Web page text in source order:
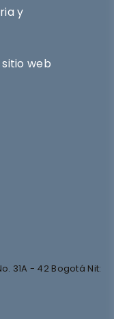
y
web
31A - 42 Bogotá Nit: